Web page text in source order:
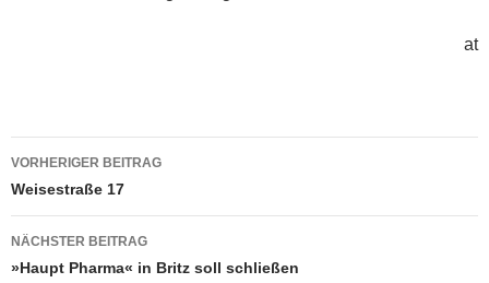
at
Beitragsnavigation
VORHERIGER BEITRAG
Weisestraße 17
NÄCHSTER BEITRAG
»Haupt Pharma« in Britz soll schließen